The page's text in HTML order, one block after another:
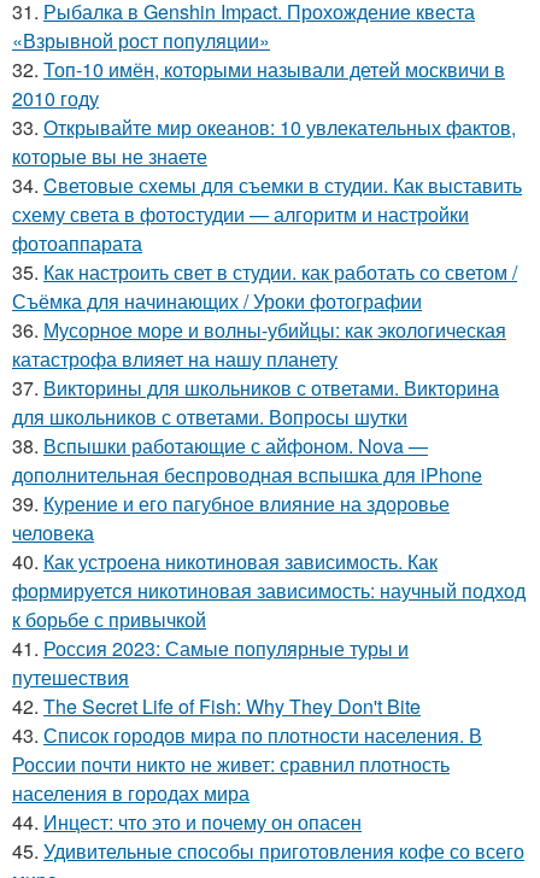
31. Рыбалка в Genshin Impact. Прохождение квеста
«Взрывной рост популяции»
32. Топ-10 имён, которыми называли детей москвичи в
2010 году
33. Открывайте мир океанов: 10 увлекательных фактов,
которые вы не знаете
34. Cветовые схемы для съемки в студии. Как выставить
схему света в фотостудии — алгоритм и настройки
фотоаппарата
35. Как настроить свет в студии. как работать со светом /
Съёмка для начинающих / Уроки фотографии
36. Мусорное море и волны-убийцы: как экологическая
катастрофа влияет на нашу планету
37. Викторины для школьников с ответами. Викторина
для школьников с ответами. Вопросы шутки
38. Вспышки работающие с айфоном. Nova —
дополнительная беспроводная вспышка для iPhone
39. Курение и его пагубное влияние на здоровье
человека
40. Как устроена никотиновая зависимость. Как
формируется никотиновая зависимость: научный подход
к борьбе с привычкой
41. Россия 2023: Самые популярные туры и
путешествия
42. The Secret Life of Fish: Why They Don't Bite
43. Список городов мира по плотности населения. В
России почти никто не живет: сравнил плотность
населения в городах мира
44. Инцест: что это и почему он опасен
45. Удивительные способы приготовления кофе со всего